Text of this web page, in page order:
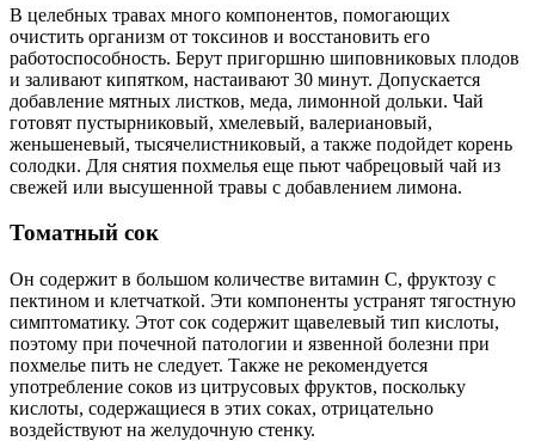
В целебных травах много компонентов, помогающих
очистить организм от токсинов и восстановить его
работоспособность. Берут пригоршню шиповниковых плодов
и заливают кипятком, настаивают 30 минут. Допускается
добавление мятных листков, меда, лимонной дольки. Чай
готовят пустырниковый, хмелевый, валериановый,
женьшеневый, тысячелистниковый, а также подойдет корень
солодки. Для снятия похмелья еще пьют чабрецовый чай из
свежей или высушенной травы с добавлением лимона.
Томатный сок
Он содержит в большом количестве витамин С, фруктозу с
пектином и клетчаткой. Эти компоненты устранят тягостную
симптоматику. Этот сок содержит щавелевый тип кислоты,
поэтому при почечной патологии и язвенной болезни при
похмелье пить не следует. Также не рекомендуется
употребление соков из цитрусовых фруктов, поскольку
кислоты, содержащиеся в этих соках, отрицательно
воздействуют на желудочную стенку.